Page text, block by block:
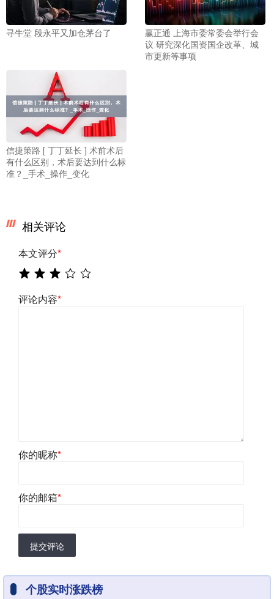
寻牛堂 段永平又加仓茅台了
赢正通 上海市委常委会举行会
议 研究深化国资国企改革、城
市更新等事项
信捷策路 [ 丁丁延长 ] 术前术后
有什么区别，术后要达到什么标
准？_手术_操作_变化
相关评论
本文评分*
评论内容*
你的昵称*
你的邮箱*
提交评论
个股实时涨跌榜